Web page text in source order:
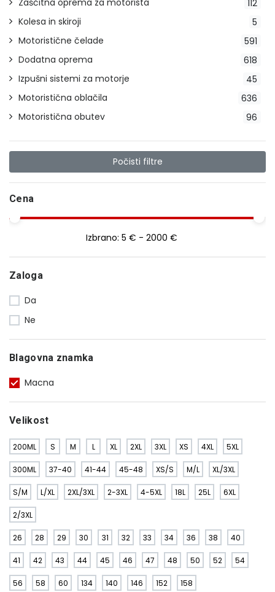
112
Zaščitna oprema za motorista
5
Kolesa in skiroji
591
Motoristične čelade
618
Dodatna oprema
45
Izpušni sistemi za motorje
636
Motoristična oblačila
96
Motoristična obutev
Počisti filtre
Cena
Izbrano: 5 € - 2000 €
Zaloga
Da
Ne
Blagovna znamka
Macna
Velikost
200ML S M L XL 2XL 3XL XS 4XL 5XL
300ML 37-40 41-44 45-48 XS/S M/L XL/3XL
S/M L/XL 2XL/3XL 2-3XL 4-5XL 18L 25L 6XL
2/3XL
26 28 29 30 31 32 33 34 36 38 40
41 42 43 44 45 46 47 48 50 52 54
56 58 60 134 140 146 152 158